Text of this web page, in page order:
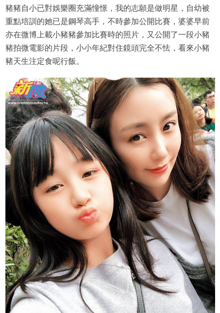
豬豬自小已對娛樂圈充滿憧憬，我的志願是做明星，自幼被
重點培訓的她已是鋼琴高手，不時參加公開比賽，婆婆早前
亦在微博上載小豬豬參加比賽時的照片，又公開了一段小豬
豬拍微電影的片段，小小年紀對住鏡頭完全不怯，看來小豬
豬天生注定食呢行飯。